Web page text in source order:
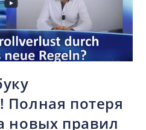
Полная потеря
новых правил